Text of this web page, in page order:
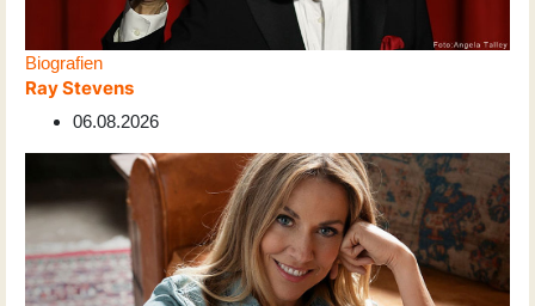
Biografien
Ray Stevens
06.08.2026